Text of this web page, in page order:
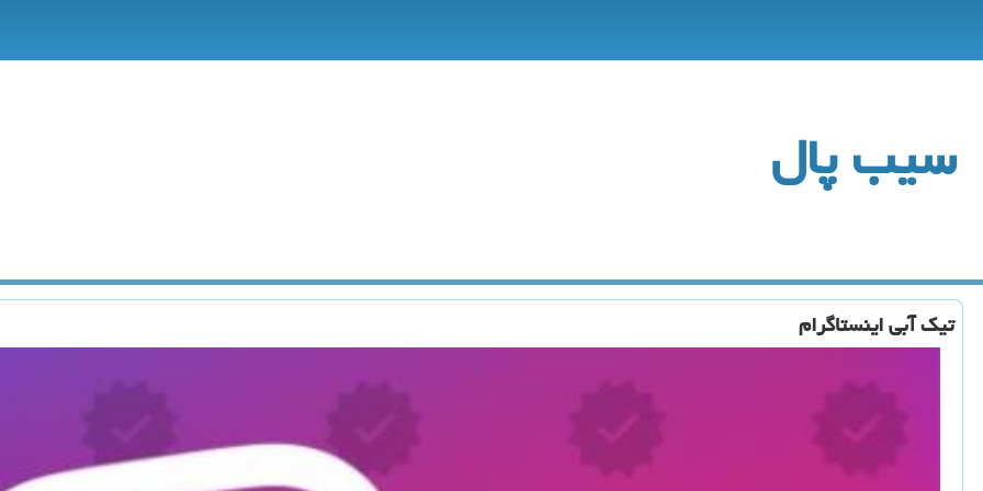
سیب پال
تیك آبی اینستاگرام